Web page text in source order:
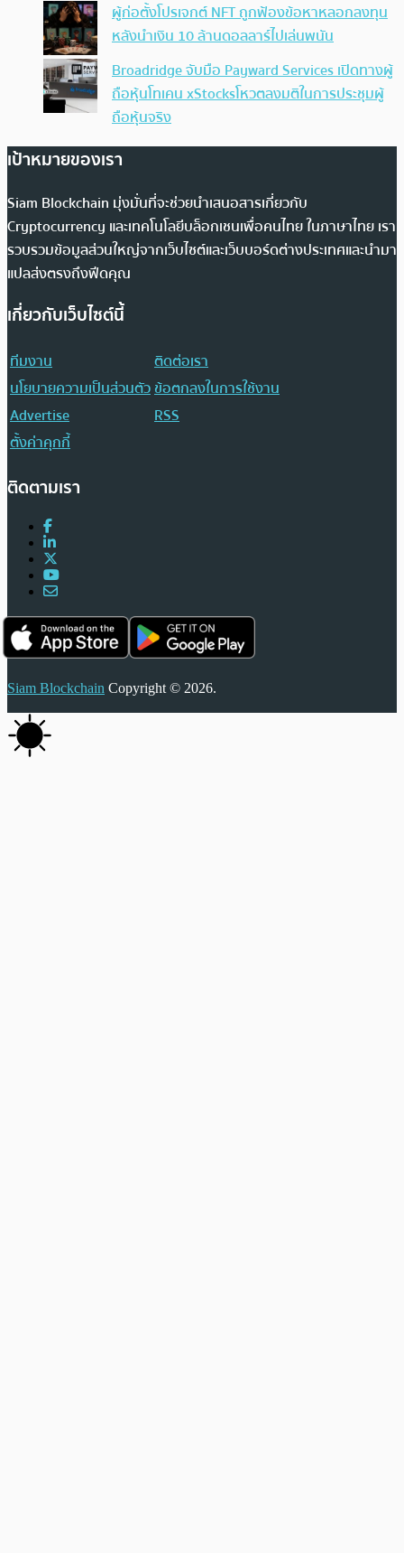
ผู้ก่อตั้งโปรเจกต์ NFT ถูกฟ้องข้อหาหลอกลงทุน
หลังนำเงิน 10 ล้านดอลลาร์ไปเล่นพนัน
Broadridge จับมือ Payward Services เปิดทางผู้
ถือหุ้นโทเคน xStocksโหวตลงมติในการประชุมผู้
ถือหุ้นจริง
เป้าหมายของเรา
Siam Blockchain มุ่งมั่นที่จะช่วยนำเสนอสารเกี่ยวกับ
Cryptocurrency และเทคโนโลยีบล็อกเชนเพื่อคนไทย ในภาษาไทย เรา
รวบรวมข้อมูลส่วนใหญ่จากเว็บไซต์และเว็บบอร์ดต่างประเทศและนำมา
แปลส่งตรงถึงฟีดคุณ
เกี่ยวกับเว็บไซต์นี้
ทีมงาน
ติดต่อเรา
นโยบายความเป็นส่วนตัวข้อตกลงในการใช้งาน
Advertise
RSS
ตั้งค่าคุกกี้
ติดตามเรา
Siam Blockchain Copyright © 2026.